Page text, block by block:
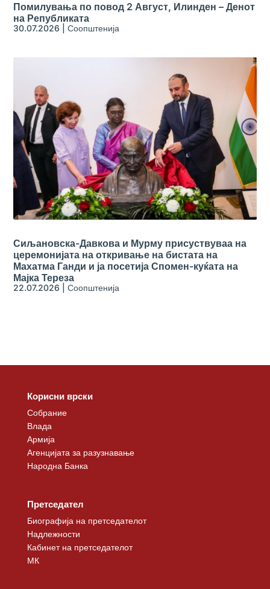
Помилувања по повод 2 Август, Илинден – Денот
на Републиката
30.07.2026 |Соопштенија
Сиљановска-Давкова и Мурму присуствуваа на
церемонијата на откривање на бистата на
Махатма Ганди и ја посетија Спомен-куќата на
Мајка Тереза
22.07.2026 |Соопштенија
Корисни врски
Собрание
Влада
Армија
Агенцијата за разузнавање
Народна Банка
Претседател
Биографија на претседателот
Надлежности
Кабинет на претседателот
МК